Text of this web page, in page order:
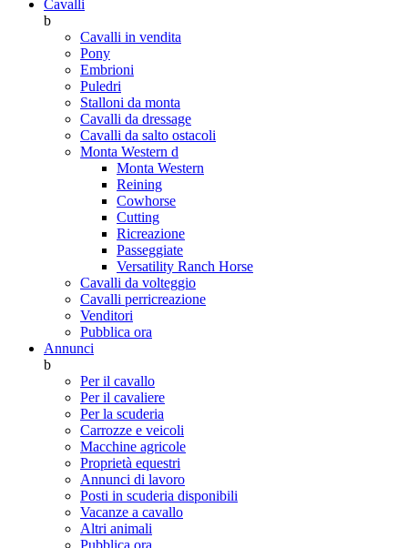
Cavalli
b
Cavalli in vendita
Pony
Embrioni
Puledri
Stalloni da monta
Cavalli da dressage
Cavalli da salto ostacoli
Monta Western d
Monta Western
Reining
Cowhorse
Cutting
Ricreazione
Passeggiate
Versatility Ranch Horse
Cavalli da volteggio
Cavalli perricreazione
Venditori
Pubblica ora
Annunci
b
Per il cavallo
Per il cavaliere
Per la scuderia
Carrozze e veicoli
Macchine agricole
Proprietà equestri
Annunci di lavoro
Posti in scuderia disponibili
Vacanze a cavallo
Altri animali
Pubblica ora